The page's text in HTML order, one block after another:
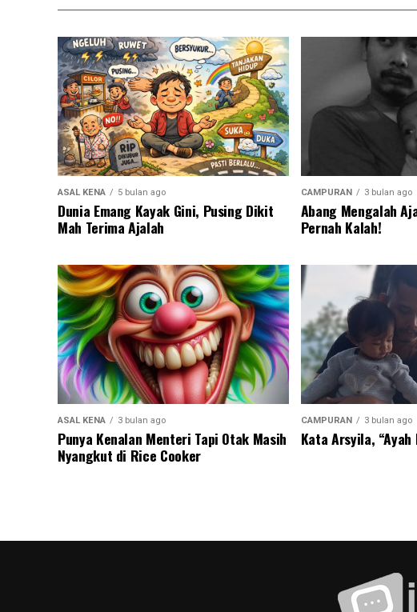
ASAL KENA 5 bulan ago
Dunia Emang Kayak Gini, Pusing Dikit
Mah Terima Ajalah
CAMPURAN 3 bulan ago
Abang Mengalah
Pernah Kalah!
ASAL KENA 3 bulan ago
Punya Kenalan Menteri Tapi Otak Masih
Nyangkut di Rice Cooker
CAMPURAN 3 bulan ago
Kata Arsyila, “Ayah